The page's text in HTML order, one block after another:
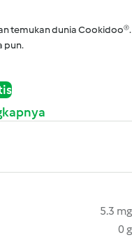
temukan dunia Cookidoo®.
pun.
5.3 mg
0 g